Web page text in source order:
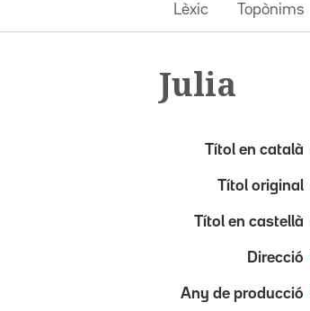
Lèxic Topònims
Julia
Títol en català
Títol original
Títol en castellà
Direcció
Any de producció